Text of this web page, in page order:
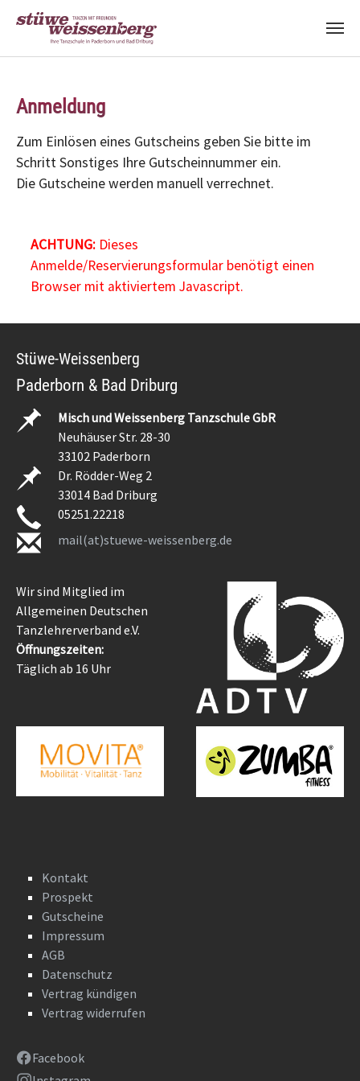
Anmeldung
Zum Einlösen eines Gutscheins geben Sie bitte im
Schritt Sonstiges Ihre Gutscheinnummer ein.
Die Gutscheine werden manuell verrechnet.
ACHTUNG:Dieses
Anmelde/Reservierungsformular benötigt einen
Browser mit aktiviertem Javascript.
Stüwe-Weissenberg
Paderborn & Bad Driburg
Misch und Weissenberg Tanzschule GbR
Neuhäuser Str. 28-30
33102 Paderborn
Dr. Rödder-Weg 2
33014 Bad Driburg
05251.22218
mail(at)stuewe-weissenberg.de
Wir sind Mitglied im
Allgemeinen Deutschen
Tanzlehrerverband e.V.
Öffnungszeiten:
Täglich ab 16 Uhr
Kontakt
Prospekt
Gutscheine
Impressum
AGB
Datenschutz
Vertrag kündigen
Vertrag widerrufen
Facebook